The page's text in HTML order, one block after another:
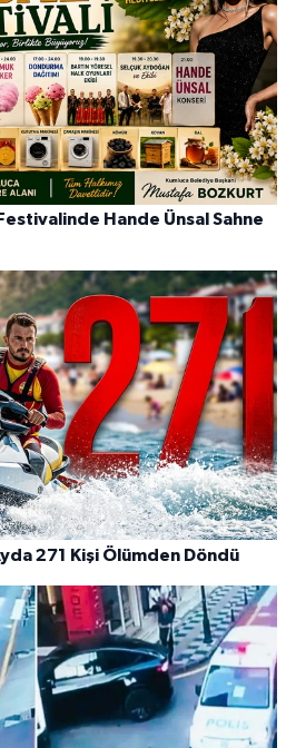
Hande Ünsal Sahne
271 Kişi Ölümden Döndü